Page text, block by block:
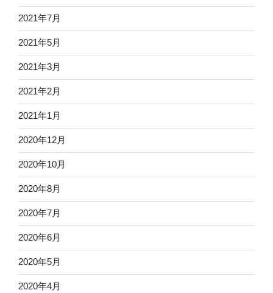
2021年7月
2021年5月
2021年3月
2021年2月
2021年1月
2020年12月
2020年10月
2020年8月
2020年7月
2020年6月
2020年5月
2020年4月